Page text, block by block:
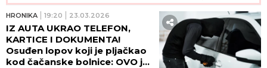
HRONIKA 19:20 23.03.2026
IZ AUTA UKRAO TELEFON,
KARTICE I DOKUMENTA!
Osuđen lopov koji je pljačkao
kod čačanske bolnice: OVO je